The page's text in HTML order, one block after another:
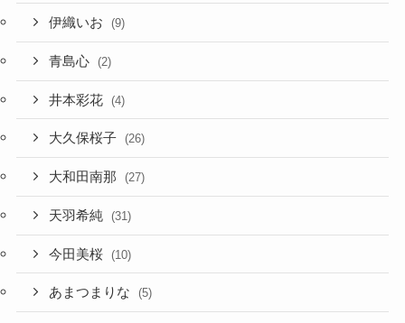
伊織いお (9)
青島心 (2)
井本彩花 (4)
大久保桜子 (26)
大和田南那 (27)
天羽希純 (31)
今田美桜 (10)
あまつまりな (5)